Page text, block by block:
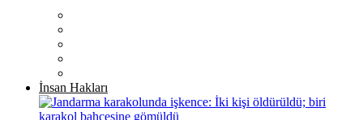
İnsan Hakları